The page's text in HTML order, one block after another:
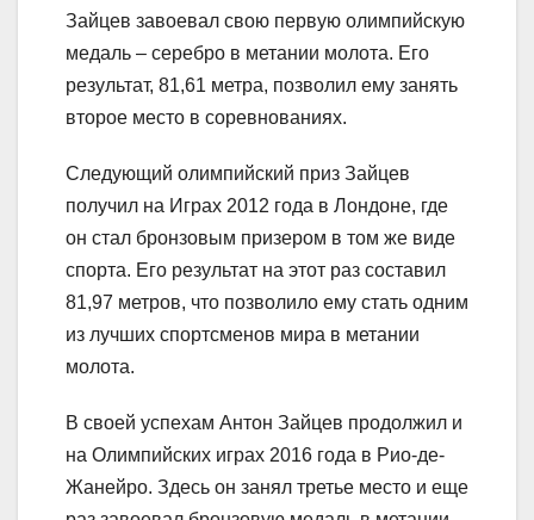
Зайцев завоевал свою первую олимпийскую
медаль – серебро в метании молота. Его
результат, 81,61 метра, позволил ему занять
второе место в соревнованиях.
Следующий олимпийский приз Зайцев
получил на Играх 2012 года в Лондоне, где
он стал бронзовым призером в том же виде
спорта. Его результат на этот раз составил
81,97 метров, что позволило ему стать одним
из лучших спортсменов мира в метании
молота.
В своей успехам Антон Зайцев продолжил и
на Олимпийских играх 2016 года в Рио-де-
Жанейро. Здесь он занял третье место и еще